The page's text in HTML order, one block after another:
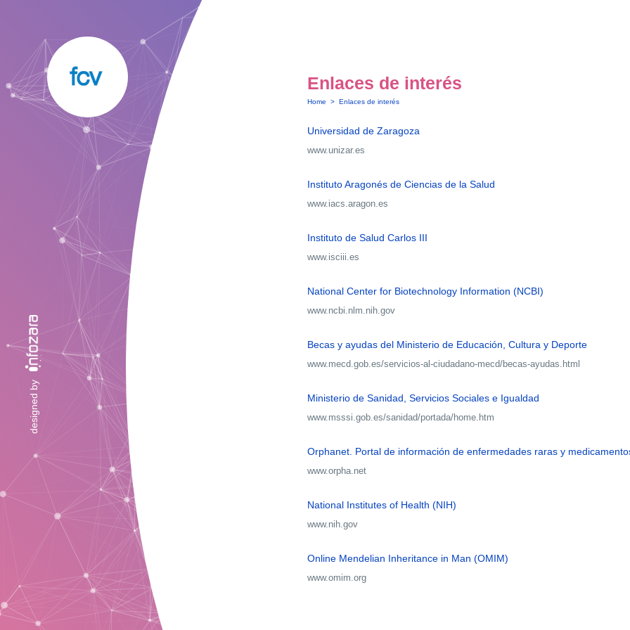
designed by
Enlaces de interés
Home > Enlaces de interés
Universidad de Zaragoza
www.unizar.es
Instituto Aragonés de Ciencias de la Salud
www.iacs.aragon.es
Instituto de Salud Carlos III
www.isciii.es
National Center for Biotechnology Information (NCBI)
www.ncbi.nlm.nih.gov
Becas y ayudas del Ministerio de Educación, Cultura y Deporte
www.mecd.gob.es/servicios-al-ciudadano-mecd/becas-ayudas.html
Ministerio de Sanidad, Servicios Sociales e Igualdad
www.msssi.gob.es/sanidad/portada/home.htm
Orphanet. Portal de información de enfermedades raras y
www.orpha.net
National Institutes of Health (NIH)
www.nih.gov
Online Mendelian Inheritance in Man (OMIM)
www.omim.org